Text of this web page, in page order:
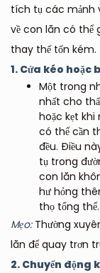
tích tụ các mảnh
về con lăn có thể
thay thế tốn kém.
1. Cửa kéo
Một trong
nhất cho
hoặc kẹt
có thể cần
đều. Điều
tụ trong
con lăn
hư hỏng
thọ tổng thể.
Mẹo: Thường
lăn để quay trơn
2. Chuyển động